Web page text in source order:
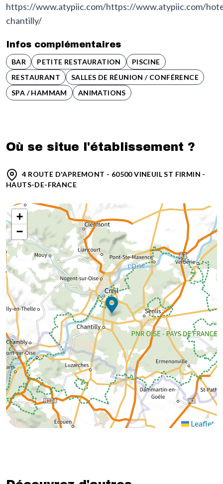
https://www.atypiic.com/https://www.atypiic.com/
chantilly/
Infos complémentaires
BAR PETITE RESTAURATION
PISCINE
RESTAURANT
SALLES DE RÉUNION / CONFÉRENCE
SPA / HAMMAM
ANIMATIONS
Où se situe l'établissement ?
4 ROUTE D'APREMONT - 60500 VINEUIL ST FIRMIN -
HAUTS-DE-FRANCE
+
−
Leaflet